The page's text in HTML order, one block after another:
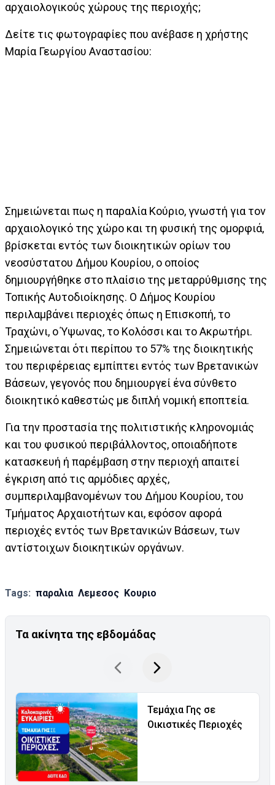
αρχαιολογικούς χώρους της περιοχής;
Δείτε τις φωτογραφίες που ανέβασε η χρήστης
Μαρία Γεωργίου Αναστασίου:
Σημειώνεται πως η παραλία Κούριο, γνωστή για τον
αρχαιολογικό της χώρο και τη φυσική της ομορφιά,
βρίσκεται εντός των διοικητικών ορίων του
νεοσύστατου Δήμου Κουρίου, ο οποίος
δημιουργήθηκε στο πλαίσιο της μεταρρύθμισης της
Τοπικής Αυτοδιοίκησης. Ο Δήμος Κουρίου
περιλαμβάνει περιοχές όπως η Επισκοπή, το
Τραχώνι, ο Ύψωνας, το Κολόσσι και το Ακρωτήρι.
Σημειώνεται ότι περίπου το 57% της διοικητικής
του περιφέρειας εμπίπτει εντός των Βρετανικών
Βάσεων, γεγονός που δημιουργεί ένα σύνθετο
διοικητικό καθεστώς με διπλή νομική εποπτεία.
Για την προστασία της πολιτιστικής κληρονομιάς
και του φυσικού περιβάλλοντος, οποιαδήποτε
κατασκευή ή παρέμβαση στην περιοχή απαιτεί
έγκριση από τις αρμόδιες αρχές,
συμπεριλαμβανομένων του Δήμου Κουρίου, του
Τμήματος Αρχαιοτήτων και, εφόσον αφορά
περιοχές εντός των Βρετανικών Βάσεων, των
αντίστοιχων διοικητικών οργάνων.
Tags: παραλια Λεμεσος Κουριο
Τα ακίνητα της εβδομάδας
Τεμάχια Γης σε
Οικιστικές Περιοχές